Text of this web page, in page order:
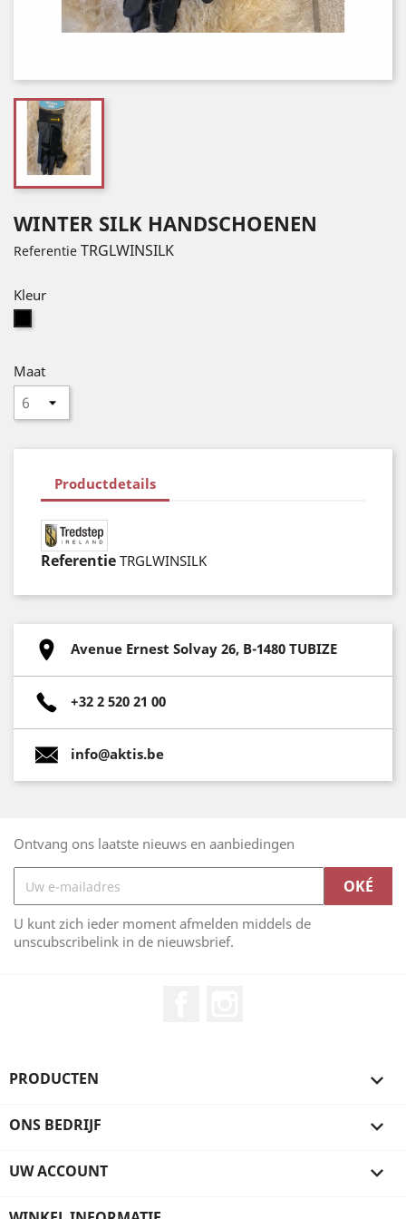
WINTER SILK HANDSCHOENEN
Referentie TRGLWINSILK
Kleur
Maat
Productdetails
Referentie TRGLWINSILK
Avenue Ernest Solvay 26, B-1480 TUBIZE
+32 2 520 21 00
info@aktis.be
Ontvang ons laatste nieuws en aanbiedingen
U kunt zich ieder moment afmelden middels de
unscubscribelink in de nieuwsbrief.
PRODUCTEN 
ONS BEDRIJF 
UW ACCOUNT 